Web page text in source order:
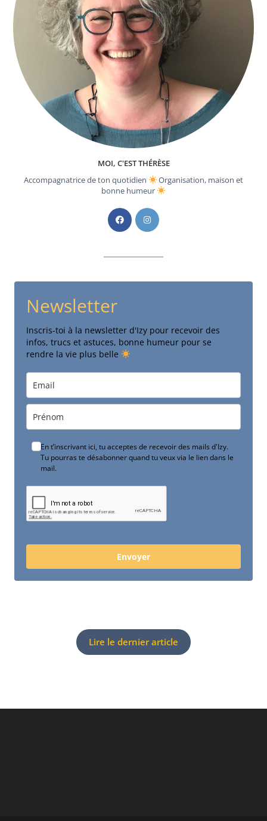
MOI, C'EST THÉRÈSE
Accompagnatrice de ton quotidien
Organisation, maison et
bonne humeur
S’ouvre
dans
onglet
dans
onglet
Newsletter
Inscris-toi à la newsletter d'Izy pour recevoir des
infos, trucs et astuces, bonne humeur pour se
rendre la vie plus belle
En t’inscrivant ici, tu acceptes de recevoir des mails d'Izy.
Tu pourras te désabonner quand tu veux via le lien dans le
mail.
Envoyer
Lire le dernier article